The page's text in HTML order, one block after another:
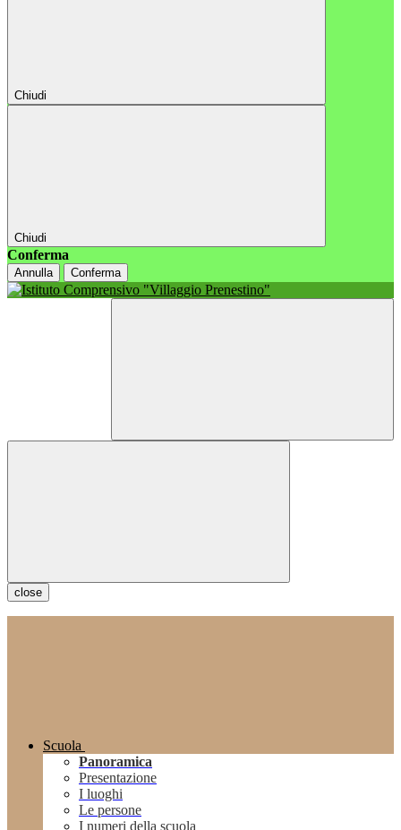
Chiudi
Chiudi
Conferma
Annulla Conferma
close
Scuola
Panoramica
Presentazione
I luoghi
Le persone
I numeri della scuola